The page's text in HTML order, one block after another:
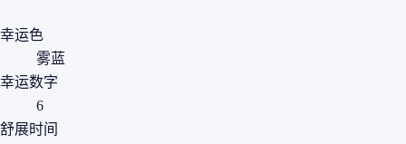
幸运色
雾蓝
幸运数字
6
舒展时间